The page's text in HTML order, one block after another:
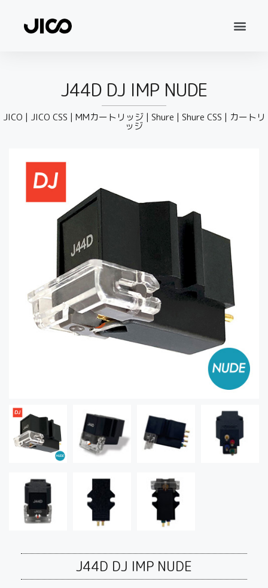
J44D DJ IMP NUDE
JICO | JICO CSS | MMカートリッジ| Shure | Shure CSS | カートリ
ッジ
J44D DJ IMP NUDE